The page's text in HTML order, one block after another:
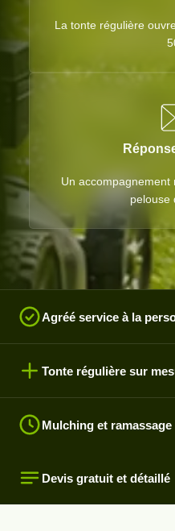
La tonte régulière
Un
pelouse
Agréé service à la
Tonte régulière sur
Mulching et ramassage
Devis gratuit et détaillé